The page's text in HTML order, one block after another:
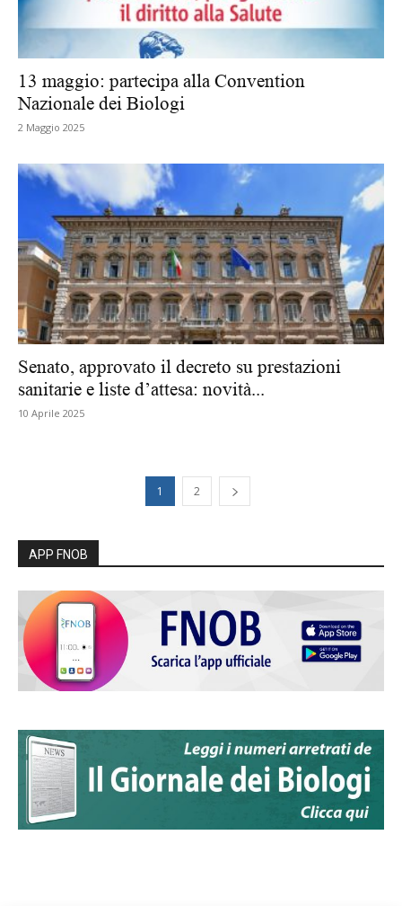
13 maggio: partecipa alla Convention
Nazionale dei Biologi
2 Maggio 2025
Senato, approvato il decreto su prestazioni
sanitarie e liste d’attesa: novità...
10 Aprile 2025
1 2
APP FNOB